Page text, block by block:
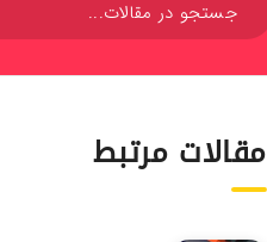
مقالات مرتبط